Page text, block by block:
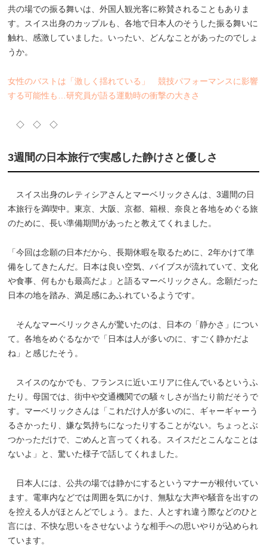
共の場での振る舞いは、外国人観光客に称賛されることもありま
す。スイス出身のカップルも、各地で日本人のそうした振る舞いに
触れ、感激していました。いったい、どんなことがあったのでしょ
うか。
女性のバストは「激しく揺れている」 競技パフォーマンスに影響
する可能性も…研究員が語る運動時の衝撃の大きさ
◇ ◇ ◇
3週間の日本旅行で実感した静けさと優しさ
スイス出身のレティシアさんとマーベリックさんは、3週間の日
本旅行を満喫中。東京、大阪、京都、箱根、奈良と各地をめぐる旅
のために、長い準備期間があったと教えてくれました。
「今回は念願の日本だから、長期休暇を取るために、2年かけて準
備をしてきたんだ。日本は良い空気、バイブスが流れていて、文化
や食事、何もかも最高だよ」と語るマーベリックさん。念願だった
日本の地を踏み、満足感にあふれているようです。
そんなマーベリックさんが驚いたのは、日本の「静かさ」につい
て。各地をめぐるなかで「日本は人が多いのに、すごく静かだよ
ね」と感じたそう。
スイスのなかでも、フランスに近いエリアに住んでいるというふ
たり。母国では、街中や交通機関での騒々しさが当たり前だそうで
す。マーベリックさんは「これだけ人が多いのに、ギャーギャーう
るさかったり、嫌な気持ちになったりすることがない。ちょっとぶ
つかっただけで、ごめんと言ってくれる。スイスだとこんなことは
ないよ」と、驚いた様子で話してくれました。
日本人には、公共の場では静かにするというマナーが根付いてい
ます。電車内などでは周囲を気にかけ、無駄な大声や騒音を出すの
を控える人がほとんどでしょう。また、人とすれ違う際などのひと
言には、不快な思いをさせないような相手への思いやりが込められ
ています。